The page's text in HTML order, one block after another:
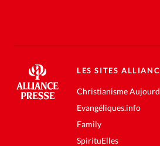
LES SITES
Christianisme
Evangéliques.info
Family
SpirituElles